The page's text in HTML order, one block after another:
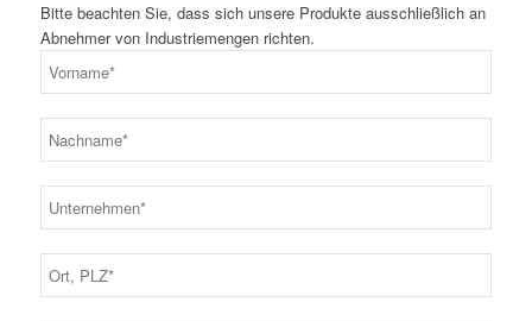
Bitte beachten Sie, dass sich unsere Produkte ausschließlich an
Abnehmer von Industriemengen richten.